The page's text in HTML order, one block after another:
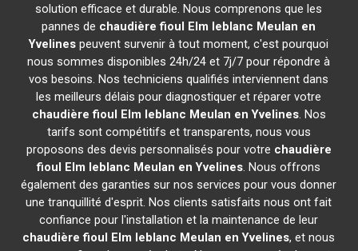
solution efficace et durable. Nous comprenons que les
pannes de chaudière fioul Elm leblanc Meulan en
Yvelines peuvent survenir à tout moment, c'est pourquoi
nous sommes disponibles 24h/24 et 7j/7 pour répondre à
vos besoins. Nos techniciens qualifiés interviennent dans
les meilleurs délais pour diagnostiquer et réparer votre
chaudière fioul Elm leblanc Meulan en Yvelines. Nos
tarifs sont compétitifs et transparents, nous vous
proposons des devis personnalisés pour votre chaudière
fioul Elm leblanc Meulan en Yvelines. Nous offrons
également des garanties sur nos services pour vous donner
une tranquillité d'esprit. Nos clients satisfaits nous ont fait
confiance pour l'installation et la maintenance de leur
chaudière fioul Elm leblanc Meulan en Yvelines, et nous